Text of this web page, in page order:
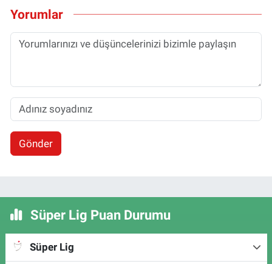
Yorumlar
Gönder
Süper Lig Puan Durumu
Süper Lig